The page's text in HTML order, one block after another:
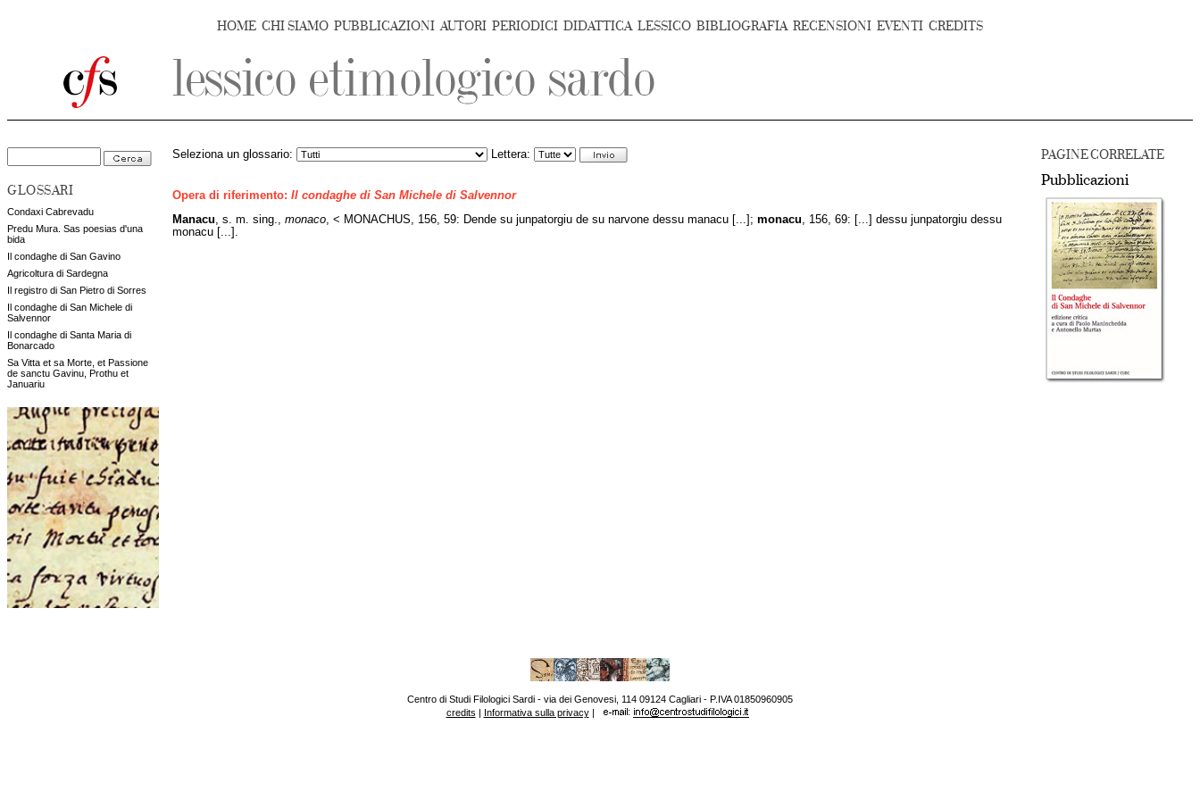
HOME CHI SIAMO PUBBLICAZIONI AUTORI PERIODICI DIDATTICA LESSICO BIBLIOGRAFIA RECENSIONI EVENTI CREDITS
GLOSSARI
Condaxi Cabrevadu
Predu Mura. Sas poesias d'una
bida
Il condaghe di San Gavino
Agricoltura di Sardegna
Il registro di San Pietro di Sorres
Il condaghe di San Michele di
Salvennor
Il condaghe di Santa Maria di
Bonarcado
Sa Vitta et sa Morte, et Passione
de sanctu Gavinu, Prothu et
Januariu
PAGINE CORRELATE
Pubblicazioni
Seleziona un glossario: Lettera:
Opera di riferimento: Il condaghe di San Michele di Salvennor
Manacu , s. m. sing., monaco , < MONACHUS, 156, 59: Dende su junpatorgiu de su narvone dessu manacu [...]; monacu , 156, 69: [...] dessu junpatorgiu dessu
monacu [...].
Centro di Studi Filologici Sardi - via dei Genovesi, 114 09124 Cagliari - P.IVA 01850960905
credits | Informativa sulla privacy|